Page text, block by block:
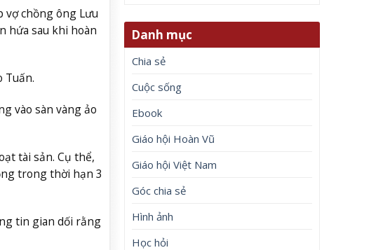
vợ chồng ông Lưu
hứa sau khi hoàn
Tuấn.
vào sàn vàng ảo
tài sản. Cụ thể,
trong thời hạn 3
tin gian dối rằng
Danh mục
Chia sẻ
Cuộc sống
Ebook
Giáo hội Hoàn Vũ
Giáo hội Việt Nam
Góc chia sẻ
Hình ảnh
Học hỏi